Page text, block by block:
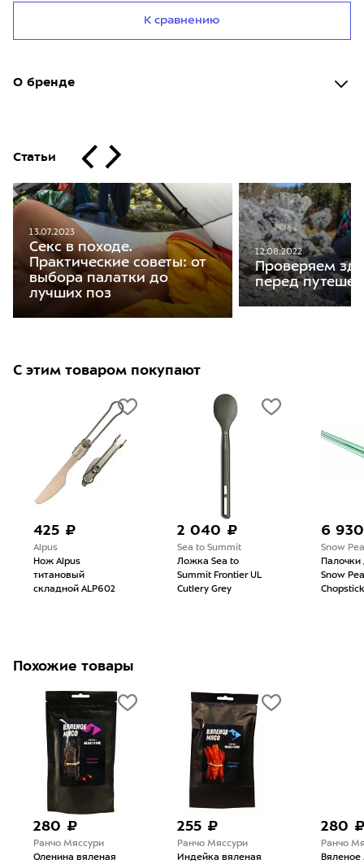
К сравнению
О бренде
Статьи
13.07.2023
Секс в походе.
Практические советы: от
выбора палатки до
лучших поз
12.08.2022
Проверяем
перед
С этим товаром покупают
425 ₽
Alpus
Нож Alpus
титановый
складной ALP602
2 040 ₽
Sea to Summit
Ложка Sea to
Summit Frontier UL
Cutlery Grey
6
Snow
Палочки
Snow
Похожие товары
280 ₽
Ранчо Мяссури
Оленина вяленая
255 ₽
Ранчо Мяссури
Индейка вяленая
280
Ранчо
Вяленое